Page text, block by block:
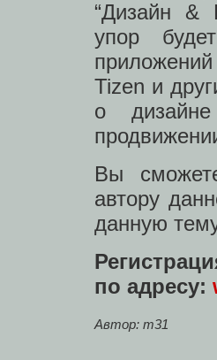
“Дизайн &
упор
Tizen и
о
Вы
автору
данную
по адресу:
Автор: m31